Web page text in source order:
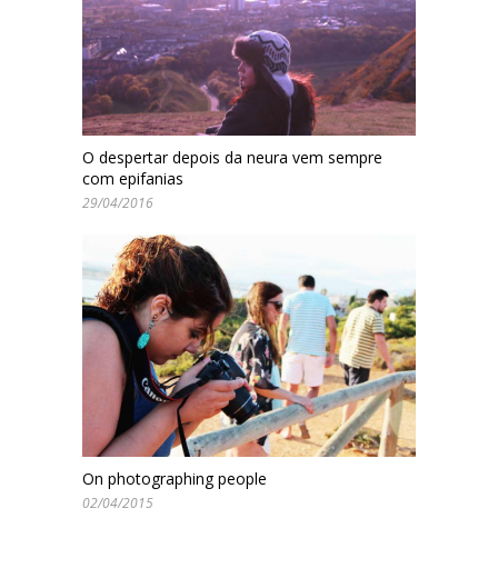
O despertar depois da neura vem sempre
com epifanias
29/04/2016
On photographing people
02/04/2015